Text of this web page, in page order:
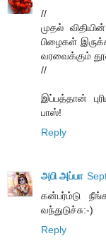
//
முதல்
பிழைகள்
வரவைக்கும்
//
இப்பத்தான்
பாஸ்!
Reply
அபி அப்பா
கன்பர்ம்டு
வந்துடுச்சு:-)
Reply